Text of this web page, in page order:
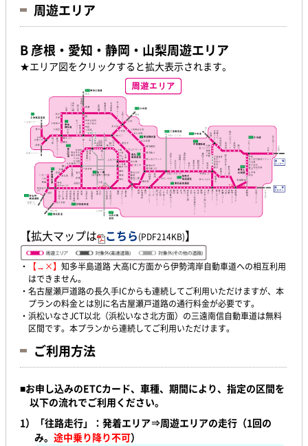
周遊エリア
B 彦根・愛知・静岡・山梨周遊エリア
★エリア図をクリックすると拡大表示されます。
【拡大マップは こちら(PDF214KB)】
・ 【→×】 知多半島道路 大高IC方面から伊勢湾岸自動車道への相互利用
はできません。
・ 名古屋瀬戸道路の長久手ICからも連続してご利用いただけますが、本
プランの料金とは別に名古屋瀬戸道路の通行料金が必要です。
・浜松いなさJCT以北（浜松いなさ北方面）の三遠南信自動車道は無料
区間です。本プランから連続してご利用いただけます。
ご利用方法
■お申し込みのETCカード、車種、期間により、指定の区間を
以下の流れでご利用ください。
1）「往路走行」：発着エリア⇒周遊エリアの走行（1回の
み。 途中乗り降り不可）